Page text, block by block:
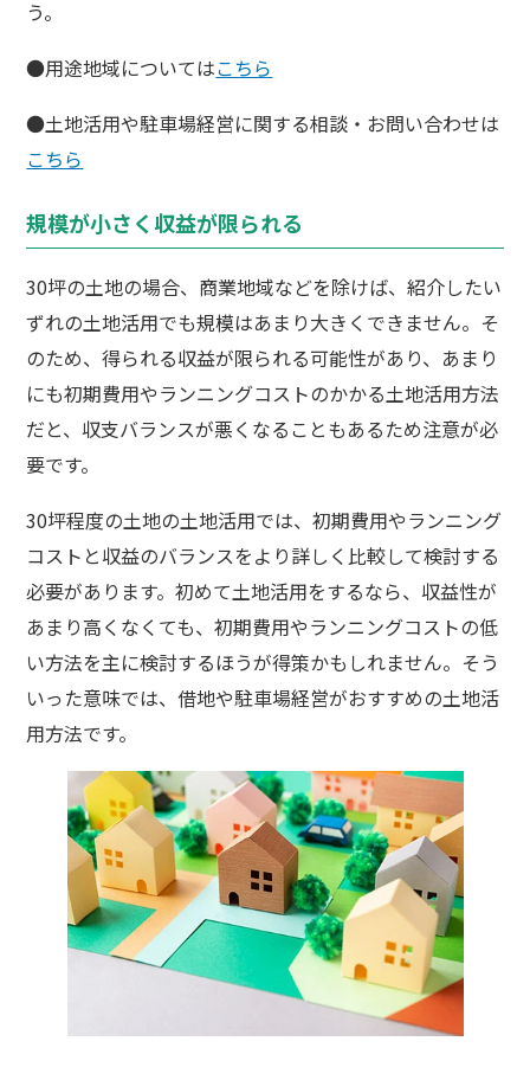
う。
●用途地域についてはこちら
●土地活用や駐車場経営に関する相談・お問い合わせは
こちら
規模が小さく収益が限られる
30坪の土地の場合、商業地域などを除けば、紹介したい
ずれの土地活用でも規模はあまり大きくできません。そ
のため、得られる収益が限られる可能性があり、あまり
にも初期費用やランニングコストのかかる土地活用方法
だと、収支バランスが悪くなることもあるため注意が必
要です。
30坪程度の土地の土地活用では、初期費用やランニング
コストと収益のバランスをより詳しく比較して検討する
必要があります。初めて土地活用をするなら、収益性が
あまり高くなくても、初期費用やランニングコストの低
い方法を主に検討するほうが得策かもしれません。そう
いった意味では、借地や駐車場経営がおすすめの土地活
用方法です。